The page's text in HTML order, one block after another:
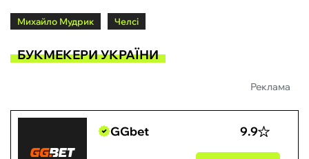
Михайло Мудрик Челсі
БУКМЕКЕРИ УКРАЇНИ
Реклама
GGbet 9.9